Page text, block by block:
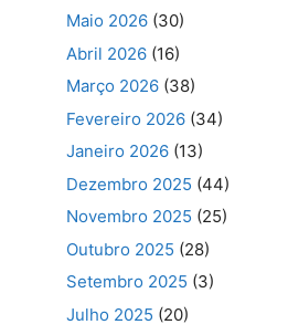
Maio 2026 (30)
Abril 2026 (16)
Março 2026 (38)
Fevereiro 2026 (34)
Janeiro 2026 (13)
Dezembro 2025 (44)
Novembro 2025 (25)
Outubro 2025 (28)
Setembro 2025 (3)
Julho 2025 (20)